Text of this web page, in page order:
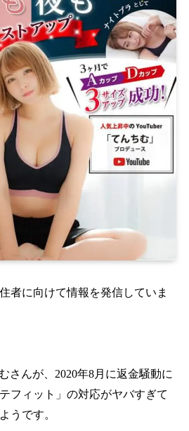
者に向けて情報を発信していま
さんが、2020年8月に返金騒動に
フィット」の対応がヤバすぎて
うです。